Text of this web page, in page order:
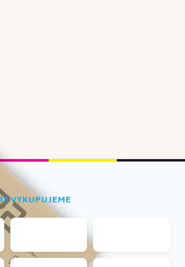
VYKUPUJEME